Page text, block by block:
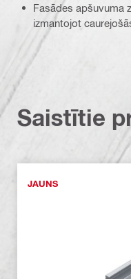
Fasādes apšuvuma
izmantojot
Saistītie
JAUNS